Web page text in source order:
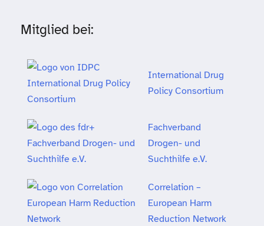
Mitglied bei:
International Drug
Policy Consortium
Fachverband
Drogen- und
Suchthilfe e.V.
Correlation –
European Harm
Reduction Network